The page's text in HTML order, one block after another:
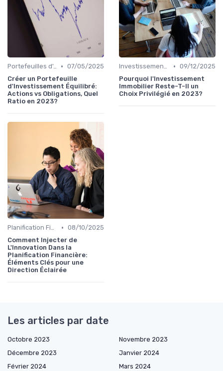
Portefeuilles d'Actions et d'Obligations • 07/05/2025
Créer un Portefeuille
d'Investissement Équilibré:
Actions vs Obligations, Quel
Ratio en 2023?
Investissement Immobilier • 09/12/2025
Pourquoi l'Investissement
Immobilier Reste-T-Il un
Choix Privilégié en 2023?
Planification Financière Personnelle • 08/10/2025
Comment Injecter de
L'Innovation Dans la
Planification Financière:
Éléments Clés pour une
Direction Éclairée
Les articles par date
Octobre 2023
Novembre 2023
Décembre 2023
Janvier 2024
Février 2024
Mars 2024